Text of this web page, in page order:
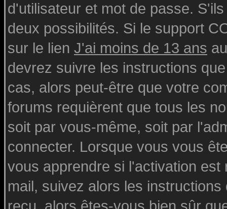
d'utilisateur et mot de passe.
deux possibilités. Si le support
sur le lien J'ai moins de 13 ans
devrez suivre les instructions
cas, alors peut-être que votre
forums requièrent que tous les
soit par vous-même, soit par
connecter. Lorsque vous vous
vous apprendre si l'activation
mail, suivez alors les